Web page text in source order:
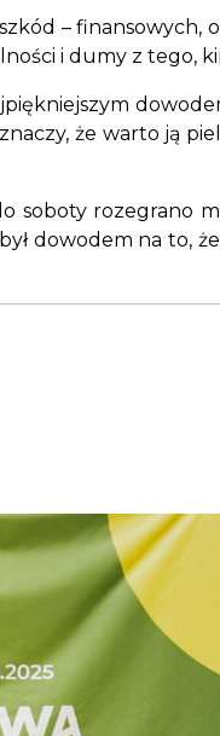
– finansowych,
i dumy z tego,
że warto ją
soboty rozegrano
dowodem na to,